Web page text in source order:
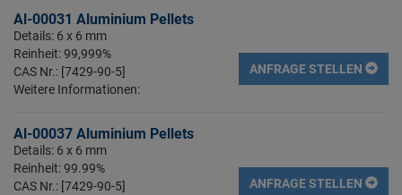
Al-00031 Aluminium Pellets
Details: 6 x 6 mm
Reinheit: 99,999%
CAS Nr.: [7429-90-5]
Weitere Informationen:
ANFRAGE STELLEN
Al-00037 Aluminium Pellets
Details: 6 x 6 mm
Reinheit: 99.99%
CAS Nr.: [7429-90-5]
ANFRAGE STELLEN